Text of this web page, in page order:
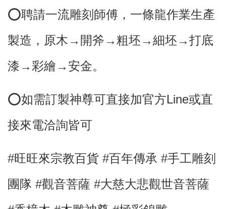
⭕️聘請一流雕刻師傅， 一條龍作業生產
製造，原木→開斧→粗坯→細坯→打底
漆→彩繪→安金。
⭕如需訂製神尊可直接加官方Line或直
接來電洽詢皆可
#旺旺來宗教百貨 #百年傳承 #手工雕刻
團隊 #觀音菩薩 #大慈大悲觀世音菩薩